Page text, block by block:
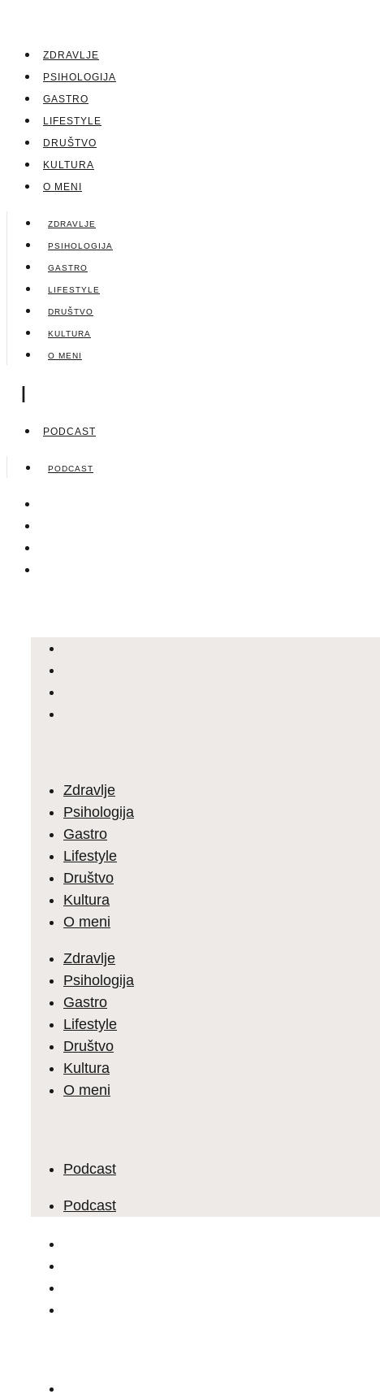
ZDRAVLJE
PSIHOLOGIJA
GASTRO
LIFESTYLE
DRUŠTVO
KULTURA
O MENI
ZDRAVLJE
PSIHOLOGIJA
GASTRO
LIFESTYLE
DRUŠTVO
KULTURA
O MENI
|
PODCAST
PODCAST
Zdravlje
Psihologija
Gastro
Lifestyle
Društvo
Kultura
O meni
Zdravlje
Psihologija
Gastro
Lifestyle
Društvo
Kultura
O meni
Podcast
Podcast